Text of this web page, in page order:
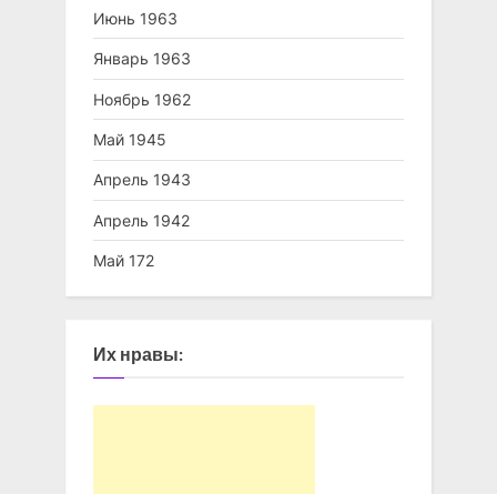
Июнь 1963
Январь 1963
Ноябрь 1962
Май 1945
Апрель 1943
Апрель 1942
Май 172
Их нравы: